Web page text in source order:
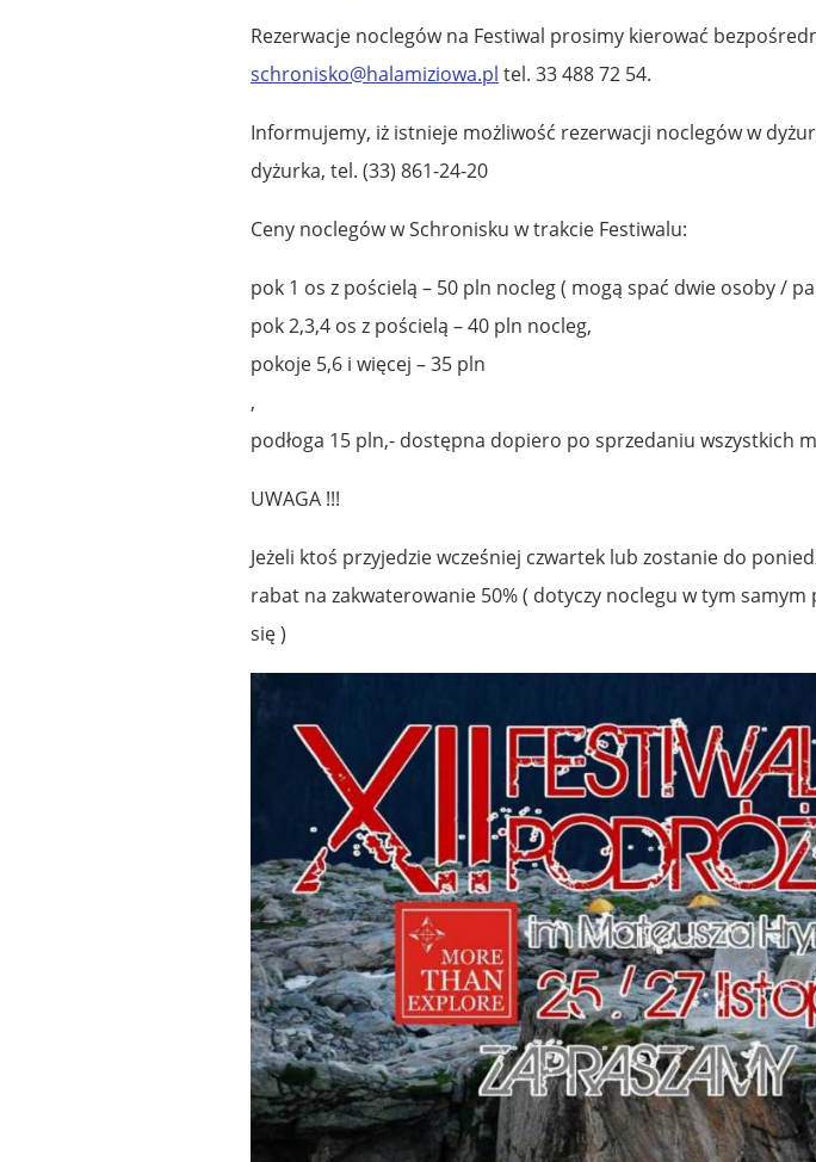
Rezerwacje noclegów na Festiwal prosimy kierować
schronisko@halamiziowa.pl tel. 33 488 72 54.
Informujemy, iż istnieje możliwość rezerwacji noclegów w
dyżurka, tel. (33) 861-24-20
Ceny noclegów w Schronisku w trakcie Festiwalu:
pok 1 os z pościelą – 50 pln nocleg ( mogą spać dwie osoby /
pok 2,3,4 os z pościelą – 40 pln nocleg,
pokoje 5,6 i więcej – 35 pln
,
podłoga 15 pln,- dostępna dopiero po sprzedaniu wszystkich
UWAGA !!!
Jeżeli ktoś przyjedzie wcześniej czwartek lub zostanie do
rabat na zakwaterowanie 50% ( dotyczy noclegu w tym samym
się )